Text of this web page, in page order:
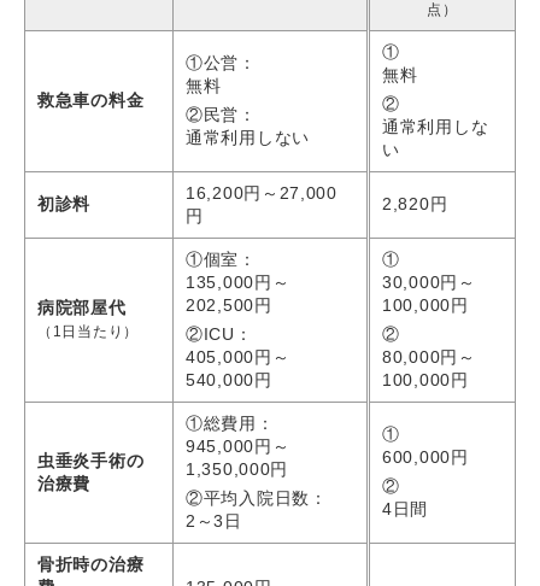
点）
救急車の料金
①公営：
無料
②民営：
通常利用しない
①
無料
②
通常利用しな
い
初診料
16,200円～27,000
円
2,820円
病院部屋代
（1日当たり）
①個室：
135,000円～
202,500円
②ICU：
405,000円～
540,000円
①
30,000円～
100,000円
②
80,000円～
100,000円
虫垂炎手術の
治療費
①総費用：
945,000円～
1,350,000円
②平均入院日数：
2～3日
①
600,000円
②
4日間
骨折時の治療